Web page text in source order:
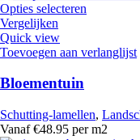
Opties selecteren
Vergelijken
Quick view
Toevoegen aan verlanglijst
Bloementuin
Schutting-lamellen,
Vanaf €48.95 per m2